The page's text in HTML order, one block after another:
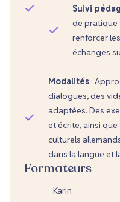
Suivi
de pratique
renforcer
échanges
Modalités :
dialogues, des
adaptées. Des
et écrite, ainsi
culturels
dans la langue et
Formateurs
Karin